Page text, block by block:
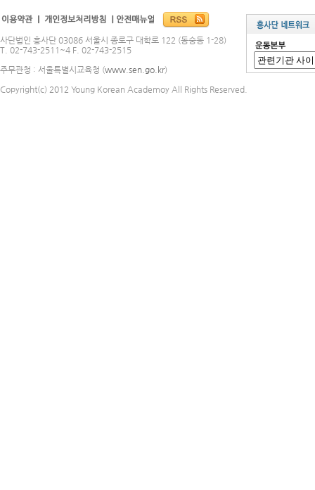
사단법인 흥사단 03086 서울시 종로구 대학로 122 (동숭동 1-28)
T. 02-743-2511~4 F. 02-743-2515
주무관청 : 서울특별시교육청 (www.sen.go.kr)
Copyright(c) 2012 Young Korean Academoy All Rights Reserved.